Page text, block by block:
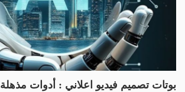
بوتات تصميم فيديو اعلاني : أدوات مذهلة 2026